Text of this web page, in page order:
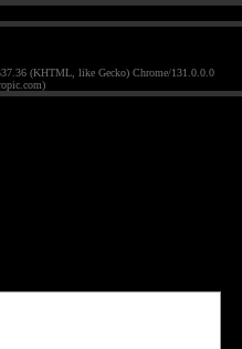
(KHTML, like Gecko) Chrome/131.0.0.0